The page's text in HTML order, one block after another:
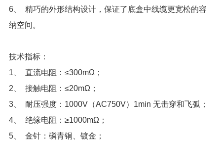
6
纳空间。
技术指标：
1 、 直流电阻：≤300mΩ；
2 、 接触电阻：≤20mΩ；
3、 耐压强度：1000V（AC750V）1min 无击穿和飞弧；
4、 绝缘电阻：≥1000mΩ；
5、 金针：磷青铜、镀金；